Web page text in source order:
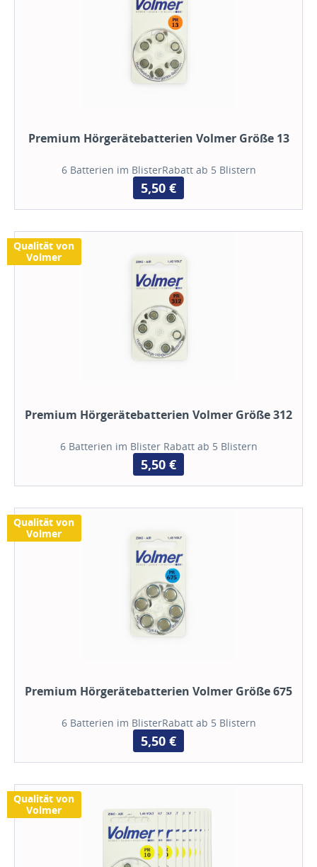
Qualität von
Volmer
Qualität von
Volmer
Premium Hörgerätebatterien Volmer Größe 675
6 Batterien im BlisterRabatt ab 5 Blistern
5,50 €
Qualität von
Volmer
Premium Hörgerätebatterien Volmer Größe 312
6 Batterien im Blister Rabatt ab 5 Blistern
5,50 €
Premium Hörgerätebatterien Volmer Größe 13
6 Batterien im BlisterRabatt ab 5 Blistern
5,50 €